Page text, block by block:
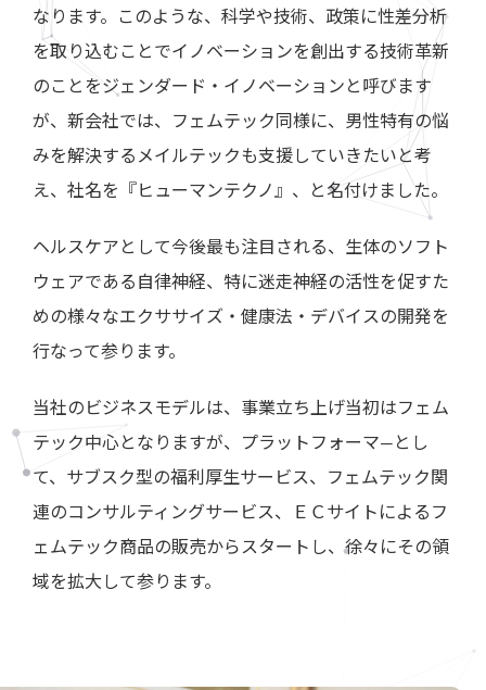
なります。このような、科学や技術、政策に性差分析
を取り込むことでイノベーションを創出する技術革新
のことをジェンダード・イノベーションと呼びます
が、新会社では、フェムテック同様に、男性特有の悩
みを解決するメイルテックも支援していきたいと考
え、社名を『ヒューマンテクノ』、と名付けました。
ヘルスケアとして今後最も注目される、生体のソフト
ウェアである自律神経、特に迷走神経の活性を促すた
めの様々なエクササイズ・健康法・デバイスの開発を
行なって参ります。
当社のビジネスモデルは、事業立ち上げ当初はフェム
テック中心となりますが、プラットフォーマ―とし
て、サブスク型の福利厚生サービス、フェムテック関
連のコンサルティングサービス、ＥＣサイトによるフ
ェムテック商品の販売からスタートし、徐々にその領
域を拡大して参ります。